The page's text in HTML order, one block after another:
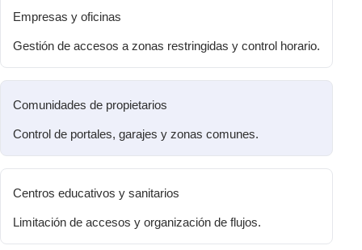
Empresas y oficinas
Gestión de accesos a zonas restringidas y control horario.
Comunidades de propietarios
Control de portales, garajes y zonas comunes.
Centros educativos y sanitarios
Limitación de accesos y organización de flujos.